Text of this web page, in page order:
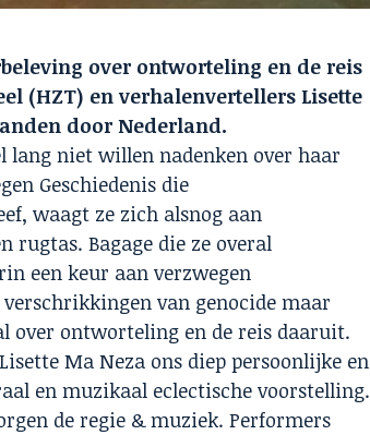
over ontworteling en de reis
(HZT) enverhalenvertellers Lisette
door Nederland.
lang niet willen nadenken overhaar
Geschiedenis die
waagt ze zich alsnog aan
rugtas. Bagage die ze overal
een keur aan verzwegen
van genocide maar
over ontworteling en de reis daaruit.
Ma Neza ons dieppersoonlijke en
en muzikaal eclectische voorstelling.
deregie & muziek. Performers